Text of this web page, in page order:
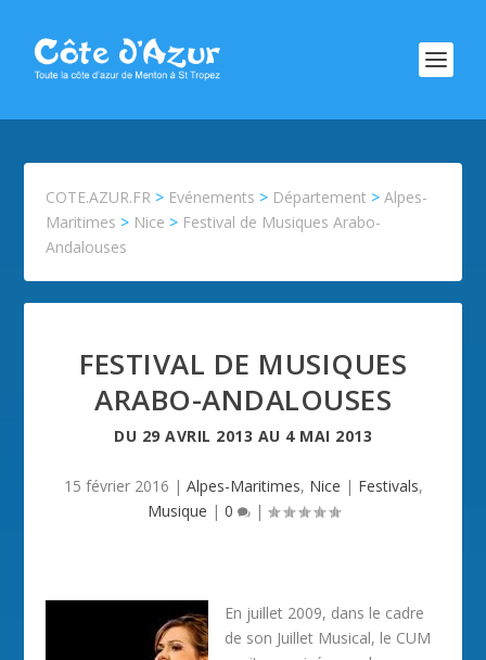
COTE.AZUR.FR > Evénements > Département >Alpes-
Maritimes > Nice > Festival de Musiques Arabo-
Andalouses
FESTIVAL DE MUSIQUES
ARABO-ANDALOUSES
DU 29 AVRIL 2013 AU 4 MAI 2013
15 février 2016 | Alpes-Maritimes, Nice | Festivals,
Musique | 0 |
En juillet 2009, dans le cadre
de son Juillet Musical, le CUM